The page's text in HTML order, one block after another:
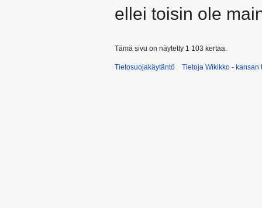
ellei toisin ole
Tämä sivu on näytetty 1 103 kertaa.
Tietosuojakäytäntö Tietoja Wikikko - kansan